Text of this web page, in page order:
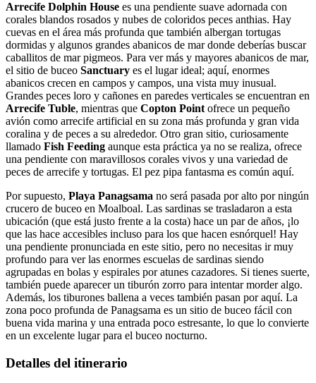
Arrecife Dolphin House es una pendiente suave adornada con
corales blandos rosados y nubes de coloridos peces anthias. Hay
cuevas en el área más profunda que también albergan tortugas
dormidas y algunos grandes abanicos de mar donde deberías buscar
caballitos de mar pigmeos. Para ver más y mayores abanicos de mar,
el sitio de buceo Sanctuary es el lugar ideal; aquí, enormes
abanicos crecen en campos y campos, una vista muy inusual.
Grandes peces loro y cañones en paredes verticales se encuentran en
Arrecife Tuble, mientras que Copton Pointofrece un pequeño
avión como arrecife artificial en su zona más profunda y gran vida
coralina y de peces a su alrededor. Otro gran sitio, curiosamente
llamado Fish Feeding aunque esta práctica ya no se realiza, ofrece
una pendiente con maravillosos corales vivos y una variedad de
peces de arrecife y tortugas. El pez pipa fantasma es común aquí.
Por supuesto, Playa Panagsama no será pasada por alto por ningún
crucero de buceo en Moalboal. Las sardinas se trasladaron a esta
ubicación (que está justo frente a la costa) hace un par de años, ¡lo
que las hace accesibles incluso para los que hacen esnórquel! Hay
una pendiente pronunciada en este sitio, pero no necesitas ir muy
profundo para ver las enormes escuelas de sardinas siendo
agrupadas en bolas y espirales por atunes cazadores. Si tienes suerte,
también puede aparecer un tiburón zorro para intentar morder algo.
Además, los tiburones ballena a veces también pasan por aquí. La
zona poco profunda de Panagsama es un sitio de buceo fácil con
buena vida marina y una entrada poco estresante, lo que lo convierte
en un excelente lugar para el buceo nocturno.
Detalles del itinerario